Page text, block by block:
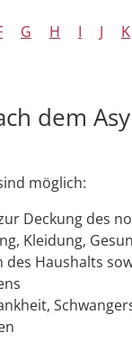
G H I J K
dem
möglich:
Deckung des
Kleidung,
Haushalts